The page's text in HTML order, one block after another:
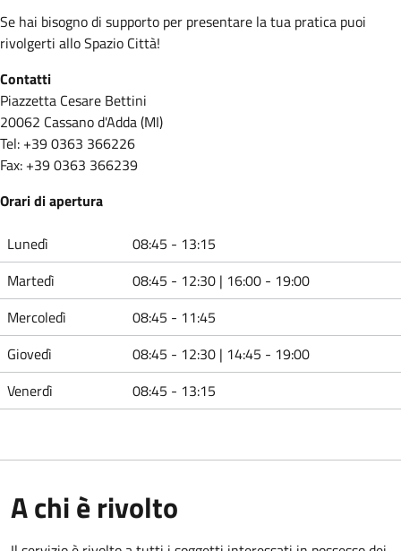
Se hai bisogno di supporto per presentare la tua pratica puoi
rivolgerti allo Spazio Città!
Contatti
Piazzetta Cesare Bettini
20062 Cassano d'Adda (MI)
Tel: +39 0363 366226
Fax: +39 0363 366239
Orari di apertura
Lunedì
08:45 - 13:15
Martedì
08:45 - 12:30 | 16:00 - 19:00
Mercoledì
08:45 - 11:45
Giovedì
08:45 - 12:30 | 14:45 - 19:00
Venerdì
08:45 - 13:15
A chi è rivolto